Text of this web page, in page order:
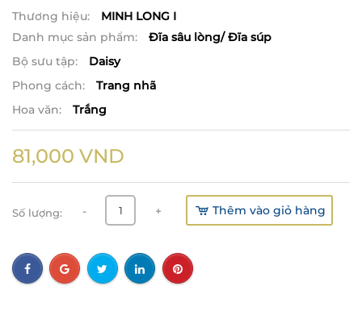
Thương hiệu:
MINH LONG I
Danh mục sản phẩm:
Đĩa sâu lòng/ Đĩa súp
Bộ sưu tập:
Daisy
Phong cách:
Trang nhã
Hoa văn:
Trắng
81,000 VND
Số lượng: - + Thêm vào giỏ hàng